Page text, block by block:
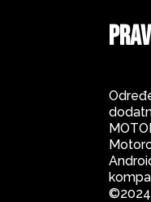
©2024